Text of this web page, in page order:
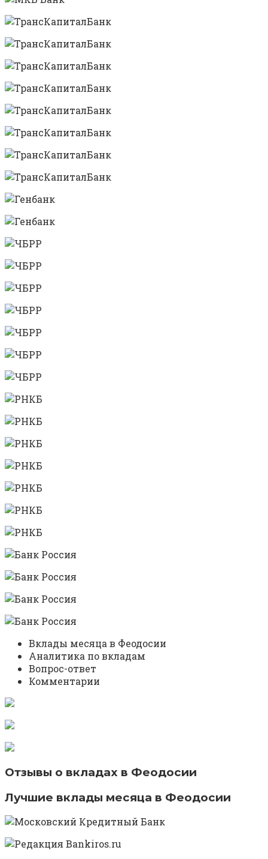
Вклады месяца в Феодосии
Аналитика по вкладам
Вопрос-ответ
Комментарии
Отзывы о вкладах в Феодосии
Лучшие вклады месяца в Феодосии